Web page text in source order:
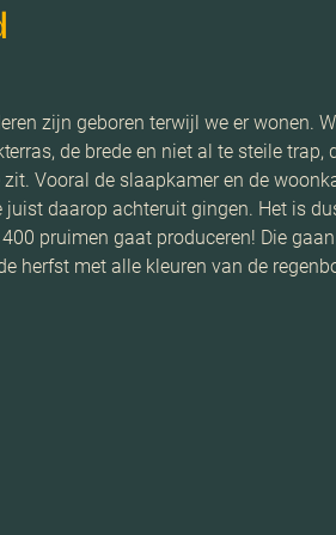
zijn geboren terwijl we er wonen.
de brede en niet al te steile
Vooral de slaapkamer en de
daarop achteruit gingen. Het is
pruimen gaat produceren! Die
herfst met alle kleuren van de